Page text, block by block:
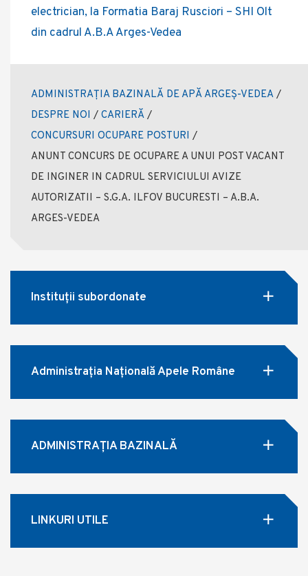
electrician, la Formatia Baraj Rusciori – SHI Olt
din cadrul A.B.A Arges-Vedea
ADMINISTRAȚIA BAZINALĂ DE APĂ ARGEȘ-VEDEA /
DESPRE NOI / CARIERĂ /
CONCURSURI OCUPARE POSTURI /
ANUNT CONCURS DE OCUPARE A UNUI POST VACANT
DE INGINER IN CADRUL SERVICIULUI AVIZE
AUTORIZATII – S.G.A. ILFOV BUCURESTI – A.B.A.
ARGES-VEDEA
Instituții subordonate
Administrația Națională Apele Române
ADMINISTRAȚIA BAZINALĂ
LINKURI UTILE